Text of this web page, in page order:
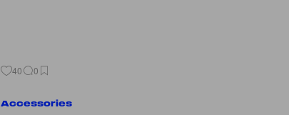
40 0
Accessories